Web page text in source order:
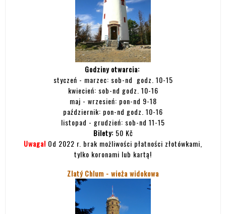
Godziny otwarcia:
styczeń - marzec: sob-nd godz. 10-15
kwiecień: sob-nd godz. 10-16
maj - wrzesień: pon-nd 9-18
październik: pon-nd godz. 10-16
listopad - grudzień: sob-nd 11-15
Bilety: 50 Kč
Uwaga! Od 2022 r. brak możliwości płatności złotówkami,
tylko koronami lub kartą!
Zlatý Chlum - wieża widokowa